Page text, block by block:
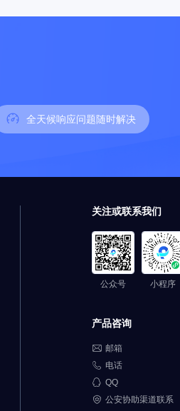
全天候响应问题随时解决
关注或联系我们
公众号 小程序
产品咨询
 邮箱
 电话
 QQ
 公安协助渠道联系